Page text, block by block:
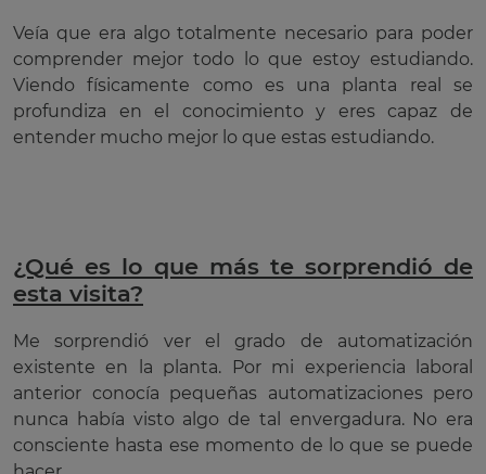
Veía que era algo totalmente necesario para poder
comprender mejor todo lo que estoy estudiando.
Viendo físicamente como es una planta real se
profundiza en el conocimiento y eres capaz de
entender mucho mejor lo que estas estudiando.
¿Qué es lo que más te sorprendió de
esta visita?
Me sorprendió ver el grado de automatización
existente en la planta. Por mi experiencia laboral
anterior conocía pequeñas automatizaciones pero
nunca había visto algo de tal envergadura. No era
consciente hasta ese momento de lo que se puede